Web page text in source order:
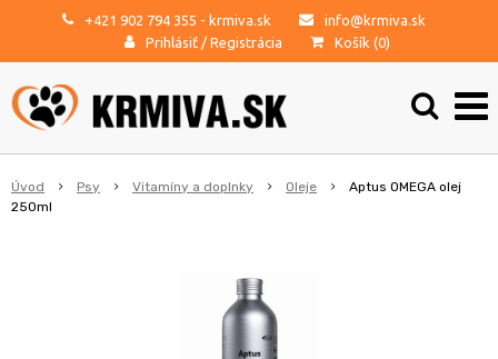
+421 902 794 355 - krmiva.sk
info@krmiva.sk
Prihlásiť / Registrácia Košík (0)
Úvod Psy Vitamíny a doplnky Oleje
Aptus OMEGA olej
250ml